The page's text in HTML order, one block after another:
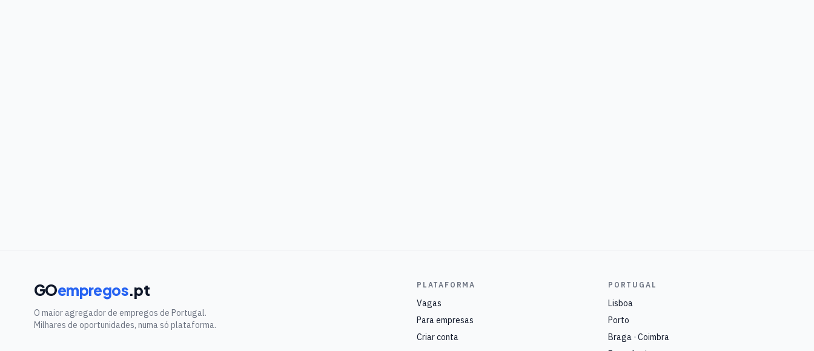
GOempregos.pt
O maior agregador de empregos de Portugal.
Milhares de oportunidades, numa só plataforma.
PLATAFORMA
Vagas
Para empresas
Criar conta
PORTUGAL
Lisboa
Porto
Braga · Coimbra